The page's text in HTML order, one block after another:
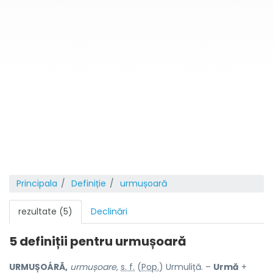
Principala Definiție urmușoară
rezultate (5) Declinări
5 definiții pentru urmușoară
URMUȘOÁRĂ, urmușoare, s. f. (Pop.) Urmuliță. – Urmă +